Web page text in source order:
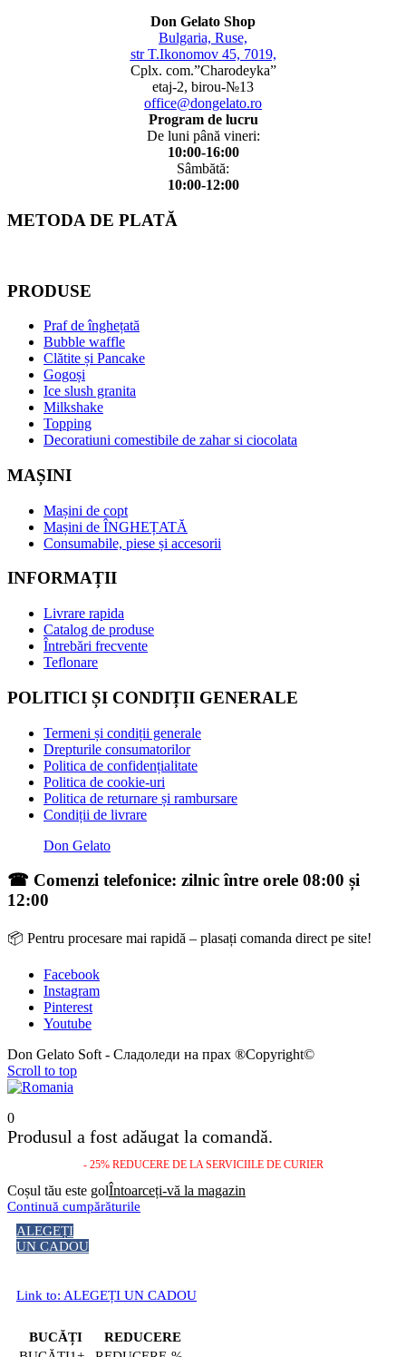
Don Gelato Shop
Bulgaria, Ruse,
str T.Ikonomov 45, 7019,
Cplx. com.”Charodeyka”
etaj-2, birou-№13
office@dongelato.ro
Program de lucru
De luni până vineri:
10:00-16:00
Sâmbătă:
10:00-12:00
METODA DE PLATĂ
PRODUSE
Praf de înghețată
Bubble waffle
Clătite și Pancake
Gogoși
Ice slush granita
Milkshake
Topping
Decoratiuni comestibile de zahar si ciocolata
MAȘINI
Mașini de copt
Mașini de ÎNGHEȚATĂ
Consumabile, piese și accesorii
INFORMAȚII
Livrare rapida
Catalog de produse
Întrebări frecvente
Teflonare
POLITICI ȘI CONDIȚII GENERALE
Termeni și condiții generale
Drepturile consumatorilor
Politica de confidențialitate
Politica de cookie-uri
Politica de returnare și rambursare
Condiții de livrare
Don Gelato
☎ Comenzi telefonice: zilnic între orele 08:00 și
12:00
📦 Pentru procesare mai rapidă – plasați comanda direct pe site!
Facebook
Instagram
Pinterest
Youtube
Don Gelato Soft - Сладоледи на прах ®Copyright©
Scroll to top
0
Produsul a fost adăugat la comandă.
- 25% REDUCERE DE LA SERVICIILE DE CURIER
Coșul tău este golÎntoarceți-vă la magazin
Continuă cumpărăturile
ALEGEȚI
UN CADOU
Link to: ALEGEȚI UN CADOU
BUCĂȚI
REDUCERE